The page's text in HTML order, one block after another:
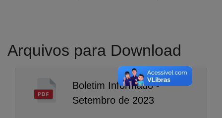
Arquivos para Download
Boletim Informado -
Setembro de 2023